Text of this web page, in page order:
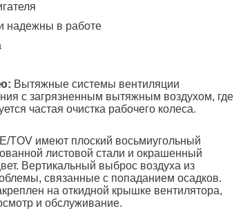
надежны в работе
Вытяжные системы вентиляции
с загрязненным вытяжным воздухом, где
частая очистка рабочего колеса.
TOV имеют плоский восьмиугольный
листовой стали и окрашенный
Вертикальный выброс воздуха из
связанные с попаданием осадков.
на откидной крышке вентилятора,
и обслуживание.